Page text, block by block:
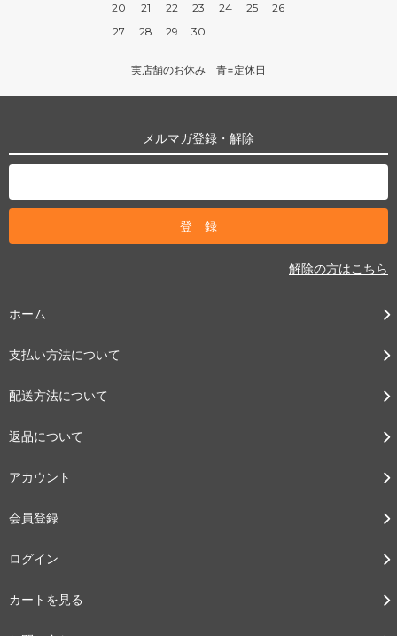
20
21 22 23 24 25
26
27
28 29 30
実店舗のお休み 青=定休日
メルマガ登録・解除
解除の方はこちら
ホーム
支払い方法について
配送方法について
返品について
アカウント
会員登録
ログイン
カートを見る